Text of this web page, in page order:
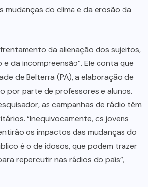
mudanças do clima e da erosão da
da alienação dos sujeitos,
da incompreensão”. Ele conta que
de Belterra (PA), a elaboração de
por parte de professores e alunos.
as campanhas de rádio têm
“Inequivocamente, os jovens
os impactos das mudanças do
é o de idosos, que podem trazer
repercutir nas rádios do país”,